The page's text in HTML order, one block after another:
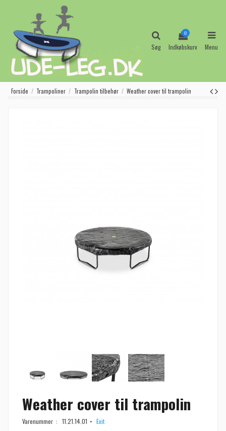
Søg
0
Indkøbskurv Menu
Forside Trampoliner Trampolin tilbehør Weather cover til trampolin
Weather cover til trampolin
Varenummer : 11.21.14.01 Exit